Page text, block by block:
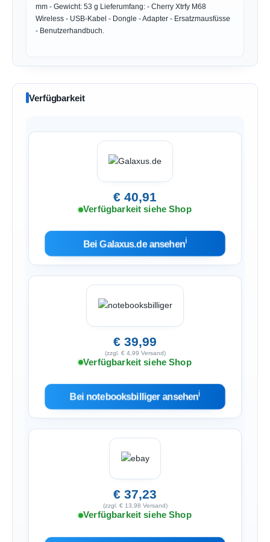
mm - Gewicht: 53 g Lieferumfang: - Cherry Xtrfy M68
Wireless - USB-Kabel - Dongle - Adapter - Ersatzmausfüsse
- Benutzerhandbuch.
Verfügbarkeit
€ 40,91
Verfügbarkeit siehe Shop
Bei Galaxus.de ansehenℹ︎
€ 39,99
(zzgl. € 4,99 Versand)
Verfügbarkeit siehe Shop
Bei notebooksbilliger ansehenℹ︎
€ 37,23
(zzgl. € 13,98 Versand)
Verfügbarkeit siehe Shop